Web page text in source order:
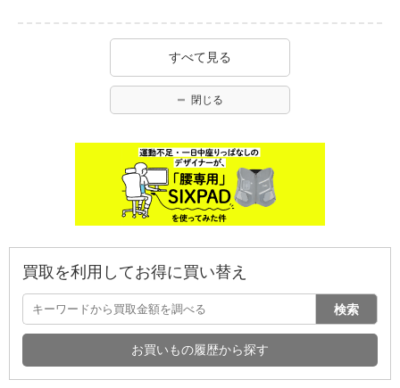
すべて見る
閉じる
買取を利用してお得に買い替え
検索
お買いもの履歴から探す